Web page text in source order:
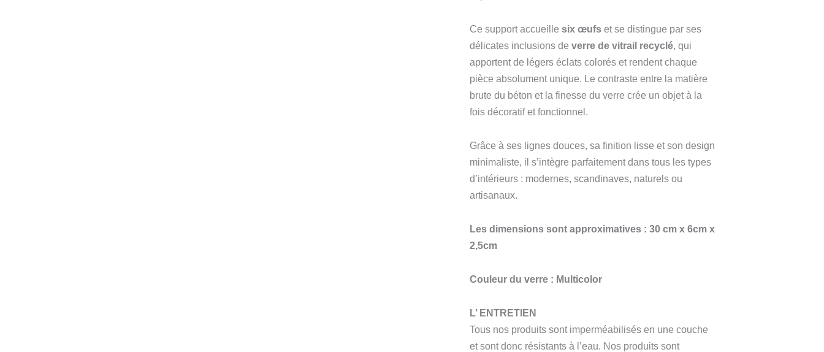
Ce support accueillesix œufs et se distingue par ses
délicates inclusions deverre de vitrail recyclé, qui
apportent de légers éclats colorés et rendent chaque
pièce absolument unique. Le contraste entre la matière
brute du béton et la finesse du verre crée un objet à la
fois décoratif et fonctionnel.
Grâce à ses lignes douces, sa finition lisse et son design
minimaliste, il s’intègre parfaitement dans tous les types
d’intérieurs : modernes, scandinaves, naturels ou
artisanaux.
Les dimensions sont approximatives : 30 cm x 6cm x
2,5cm
Couleur du verre : Multicolor
L’ ENTRETIEN
Tous nos produits sont imperméabilisés en une couche
et sont donc résistants à l’eau. Nos produits sont